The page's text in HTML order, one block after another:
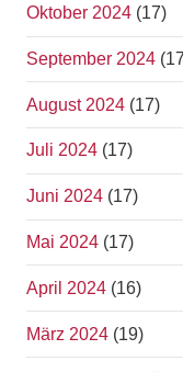
Oktober 2024 (17)
September 2024
August 2024 (17)
Juli 2024 (17)
Juni 2024 (17)
Mai 2024 (17)
April 2024 (16)
März 2024 (19)